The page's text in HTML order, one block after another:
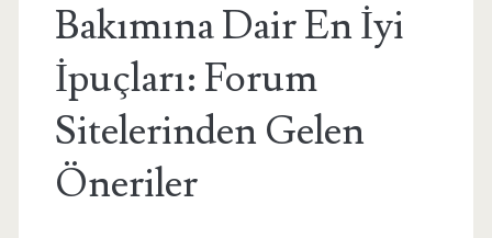
Bakımına Dair En İyi
İpuçları: Forum
Sitelerinden Gelen
Öneriler